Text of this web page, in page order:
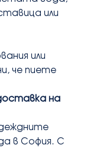
или
или
че пиете
на
в София. С